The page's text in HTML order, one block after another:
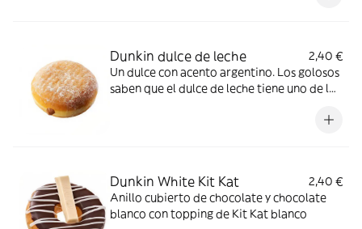
Dunkin dulce de leche
2,40 €
Un dulce con acento argentino. Los golosos
saben que el dulce de leche tiene uno de los
Dunkin White Kit Kat
2,40 €
Anillo cubierto de chocolate y chocolate
blanco con topping de Kit Kat blanco